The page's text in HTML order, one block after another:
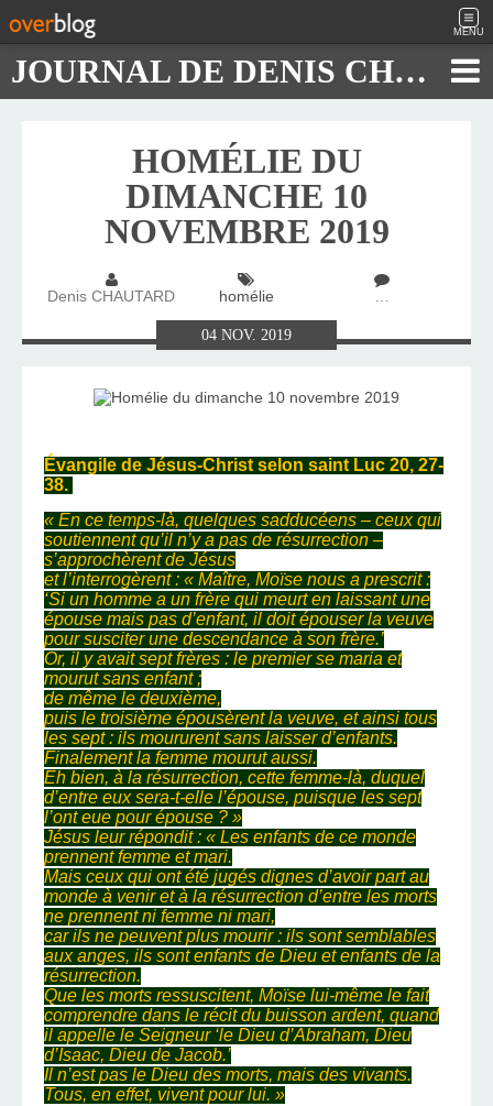
MENU
JOURNAL DE DENIS CHAUTARD
HOMÉLIE DU
DIMANCHE 10
NOVEMBRE 2019
Denis CHAUTARD homélie …
04 NOV. 2019
Évangile de Jésus-Christ selon saint Luc 20, 27-
38.
« En ce temps-là, quelques sadducéens – ceux qui
soutiennent qu’il n’y a pas de résurrection –
s’approchèrent de Jésus
et l’interrogèrent : « Maître, Moïse nous a prescrit :
‘Si un homme a un frère qui meurt en laissant une
épouse mais pas d’enfant, il doit épouser la veuve
pour susciter une descendance à son frère.’
Or, il y avait sept frères : le premier se maria et
mourut sans enfant ;
de même le deuxième,
puis le troisième épousèrent la veuve, et ainsi tous
les sept : ils moururent sans laisser d’enfants.
Finalement la femme mourut aussi.
Eh bien, à la résurrection, cette femme-là, duquel
d’entre eux sera-t-elle l’épouse, puisque les sept
l’ont eue pour épouse ? »
Jésus leur répondit : « Les enfants de ce monde
prennent femme et mari.
Mais ceux qui ont été jugés dignes d’avoir part au
monde à venir et à la résurrection d’entre les morts
ne prennent ni femme ni mari,
car ils ne peuvent plus mourir : ils sont semblables
aux anges, ils sont enfants de Dieu et enfants de la
résurrection.
Que les morts ressuscitent, Moïse lui-même le fait
comprendre dans le récit du buisson ardent, quand
il appelle le Seigneur ‘le Dieu d’Abraham, Dieu
d’Isaac, Dieu de Jacob.’
Il n’est pas le Dieu des morts, mais des vivants.
Tous, en effet, vivent pour lui. »